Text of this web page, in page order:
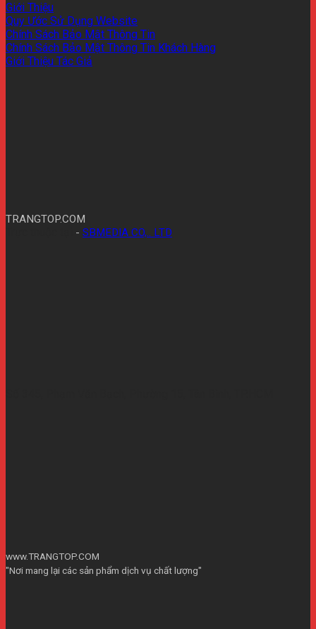
Giới Thiệu
Quy Ước Sử Dụng Website
Chính Sách Bảo Mật Thông Tin
Chính Sách Bảo Mật Thông Tin Khách Hàng
Giới Thiệu Tác Giả
TRANGTOP.COM
- SBMEDIA CO,.. LTD
www.TRANGTOP.COM
"Nơi mang lại các sản phẩm dịch vụ chất lượng"